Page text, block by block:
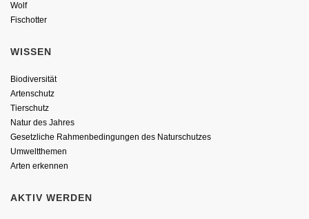
Wolf
Fischotter
WISSEN
Biodiversität
Artenschutz
Tierschutz
Natur des Jahres
Gesetzliche Rahmenbedingungen des Naturschutzes
Umweltthemen
Arten erkennen
AKTIV WERDEN